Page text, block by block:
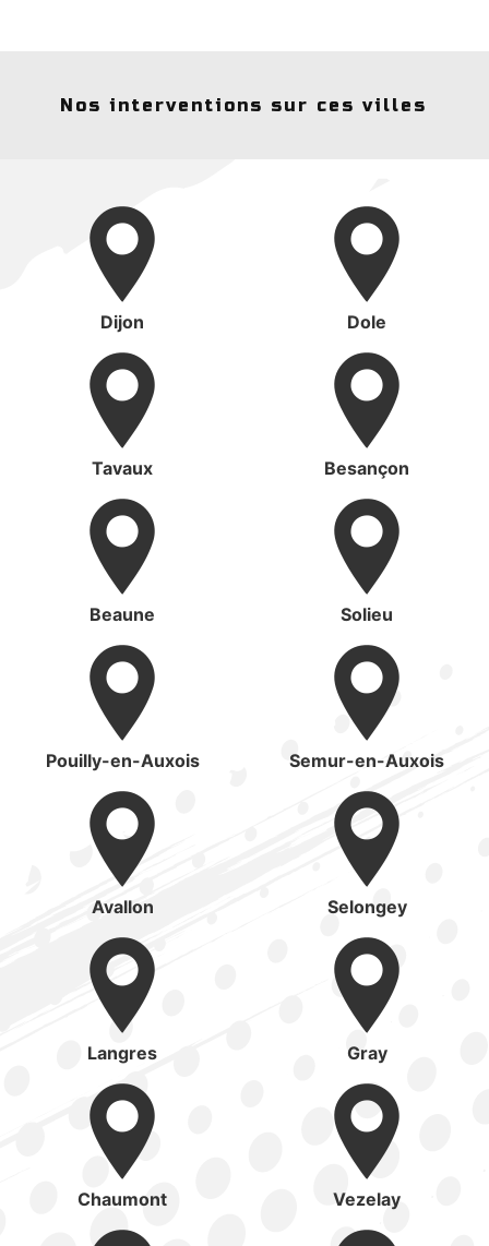
Nos interventions sur ces villes
Dijon Dole
Tavaux Besançon
Beaune Solieu
Pouilly-en-Auxois Semur-en-Auxois
Avallon Selongey
Langres Gray
Chaumont Vezelay